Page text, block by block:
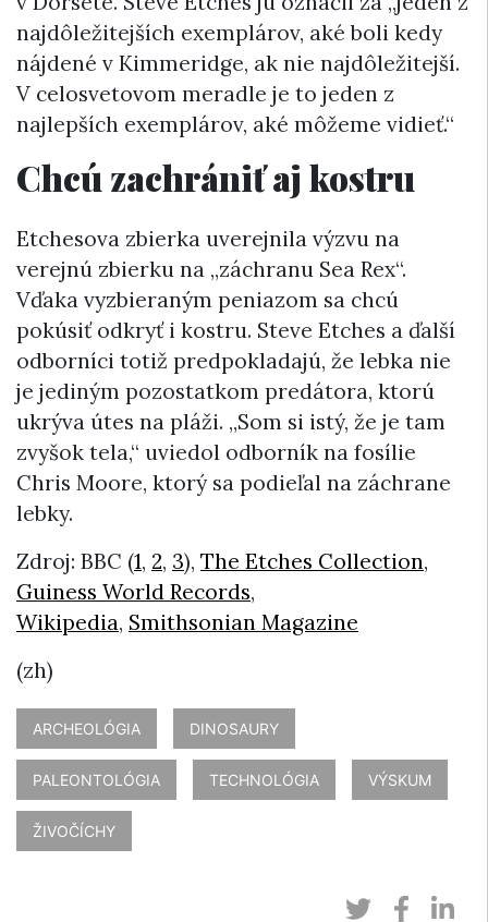
najdôležitejších exemplárov, aké boli kedy
nájdené v Kimmeridge, ak nie najdôležitejší.
V celosvetovom meradle je to jeden z
najlepších exemplárov, aké môžeme vidieť.“
Chcú zachrániť aj kostru
Etchesova zbierka uverejnila výzvu na
verejnú zbierku na „záchranu Sea Rex“.
Vďaka vyzbieraným peniazom sa chcú
pokúsiť odkryť i kostru. Steve Etches a ďalší
odborníci totiž predpokladajú, že lebka nie
je jediným pozostatkom predátora, ktorú
ukrýva útes na pláži. „Som si istý, že je tam
zvyšok tela,“ uviedol odborník na fosílie
Chris Moore, ktorý sa podieľal na záchrane
lebky.
Zdroj: BBC (1, 2, 3), The Etches Collection,
Guiness World Records,
Wikipedia, Smithsonian Magazine
(zh)
ARCHEOLÓGIA DINOSAURY
PALEONTOLÓGIA TECHNOLÓGIA VÝSKUM
ŽIVOČÍCHY